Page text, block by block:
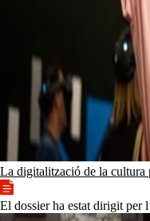
La digitalització de la cultura
El dossier ha estat dirigit per